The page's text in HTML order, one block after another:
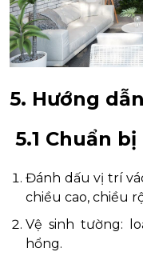
5. Hướng
5.1 Chuẩn
Đánh dấu vị trí
chiều cao, chiều
Vệ sinh tường:
hổng.